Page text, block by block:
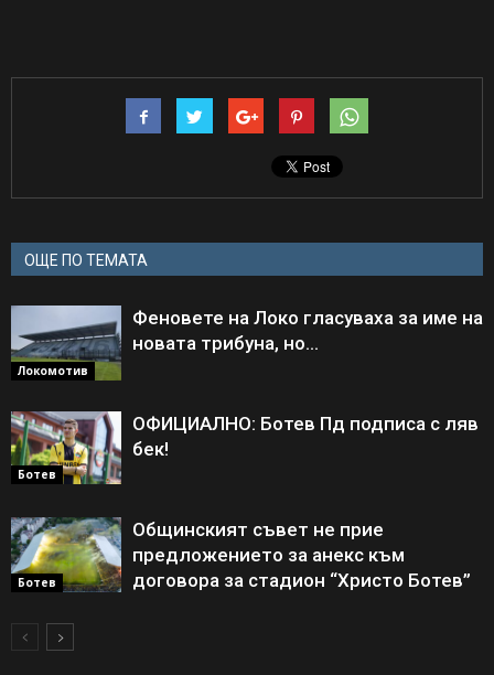
ОЩЕ ПО ТЕМАТА
Локомотив
Феновете на Локо гласуваха за име на
новата трибуна, но…
Ботев
ОФИЦИАЛНО: Ботев Пд подписа с ляв
бек!
Ботев
Общинският съвет не прие
предложението за анекс към
договора за стадион “Христо Ботев”